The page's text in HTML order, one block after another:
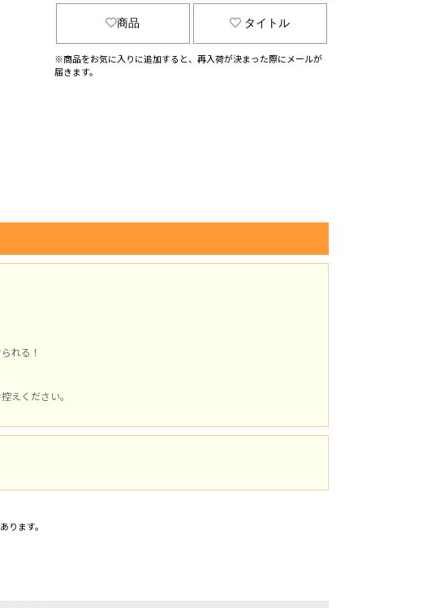
商品 タイトル
※商品をお気に入りに追加すると、再入荷が決まった際にメールが
届きます。
れる！
えください。
ります。